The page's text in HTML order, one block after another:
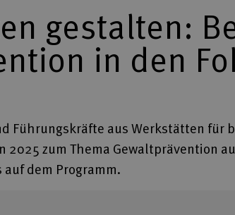
gestalten:
in den
Führungskräfte aus Werkstätten
zum Thema Gewaltprävention
dem Programm.